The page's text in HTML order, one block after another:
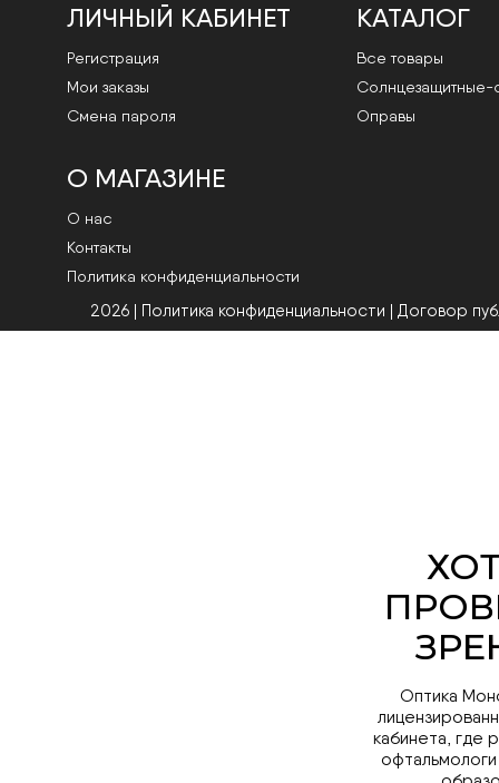
ЛИЧНЫЙ КАБИНЕТ
Регистрация
Мои заказы
Смена пароля
КАТАЛОГ
Все товары
Cолнцезащитные-
Оправы
О МАГАЗИНЕ
О нас
Контакты
Политика конфиденциальности
2026 | Политика конфиденциальности | Договор
Оптика
кабинета, где